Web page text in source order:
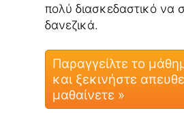
πολύ διασκεδαστικό να
δανεζικά.
Παραγγείλτε το
και ξεκινήστε
μαθαίνετε »